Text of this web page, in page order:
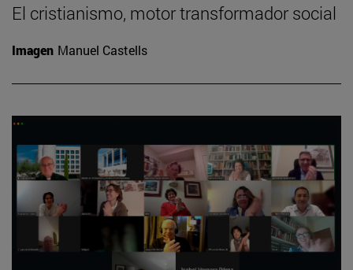
El cristianismo, motor transformador social
Imagen Manuel Castells